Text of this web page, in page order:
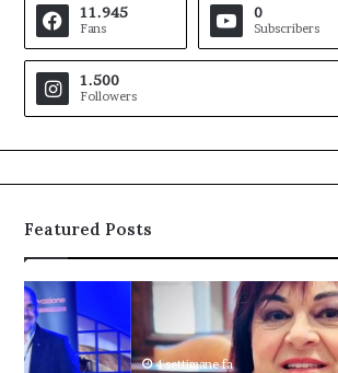
11.945
Fans
0
Subscribers
1.500
Followers
Featured Posts
Pezzopane
(PD):
“Comandante
della 4 settimane fa